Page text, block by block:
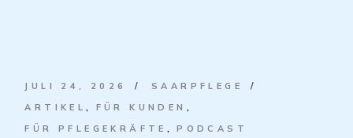
JULI 24, 2026
SAARPFLEGE
ARTIKEL
FÜR KUNDEN
FÜR PFLEGEKRÄFTE
PODCAST